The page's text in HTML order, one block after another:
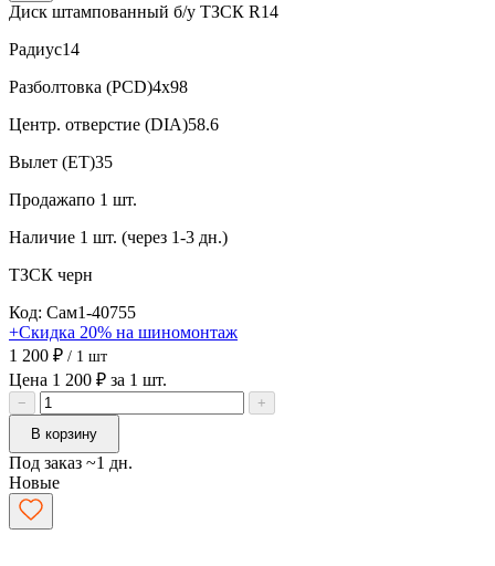
Диск штампованный б/у ТЗСК R14
Радиус14
Разболтовка (PCD)4x98
Центр. отверстие (DIA)58.6
Вылет (ET)35
Продажапо 1 шт.
Наличие 1 шт. (через 1-3 дн.)
ТЗСК черн
Код: Сам1-40755
+Скидка 20% на шиномонтаж
1 200 ₽ / 1 шт
Цена 1 200 ₽ за 1 шт.
−
+
В корзину
Под заказ ~1 дн.
Новые